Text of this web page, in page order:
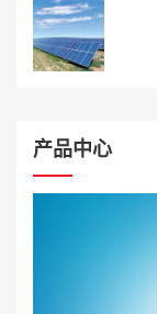
产品中心